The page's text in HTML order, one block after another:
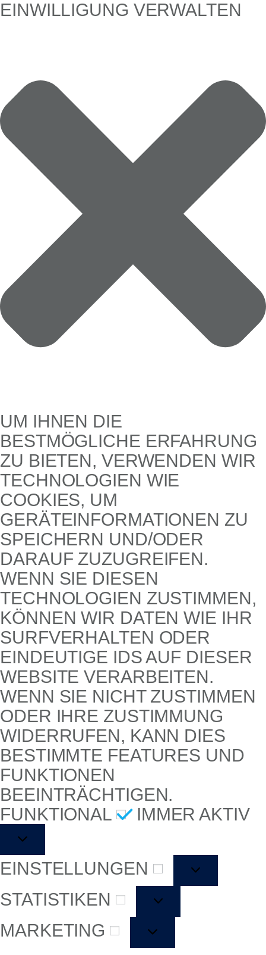
EINWILLIGUNG VERWALTEN
UM IHNEN DIE
BESTMÖGLICHE ERFAHRUNG
ZU BIETEN, VERWENDEN WIR
TECHNOLOGIEN WIE
COOKIES, UM
GERÄTEINFORMATIONEN ZU
SPEICHERN UND/ODER
DARAUF ZUZUGREIFEN.
WENN SIE DIESEN
TECHNOLOGIEN ZUSTIMMEN,
KÖNNEN WIR DATEN WIE IHR
SURFVERHALTEN ODER
EINDEUTIGE IDS AUF DIESER
WEBSITE VERARBEITEN.
WENN SIE NICHT ZUSTIMMEN
ODER IHRE ZUSTIMMUNG
WIDERRUFEN, KANN DIES
BESTIMMTE FEATURES UND
FUNKTIONEN
BEEINTRÄCHTIGEN.
FUNKTIONAL
IMMER AKTIV
EINSTELLUNGEN
STATISTIKEN
MARKETING